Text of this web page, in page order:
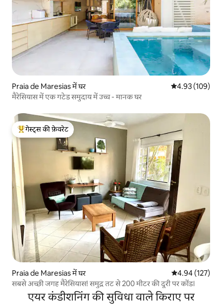
Praia de Maresias में घर औसत रेटिंग 5 में से
4.93 (109)
मैरेसियास में एक गटेड समुदाय में उच्च - मानक घर
गेस्ट्स का टॉप फ़ेवरेट
गेस्ट्स की फ़ेवरेट
Praia de Maresias में घर औसत रेटिंग 5 में से
4.94 (127)
सबसे अच्छी जगह मैरेसियास! समुद्र तट से 200 मीटर की दूरी पर कोंड।
एयर कंडीशनिंग की सुविधा वाले किराए पर